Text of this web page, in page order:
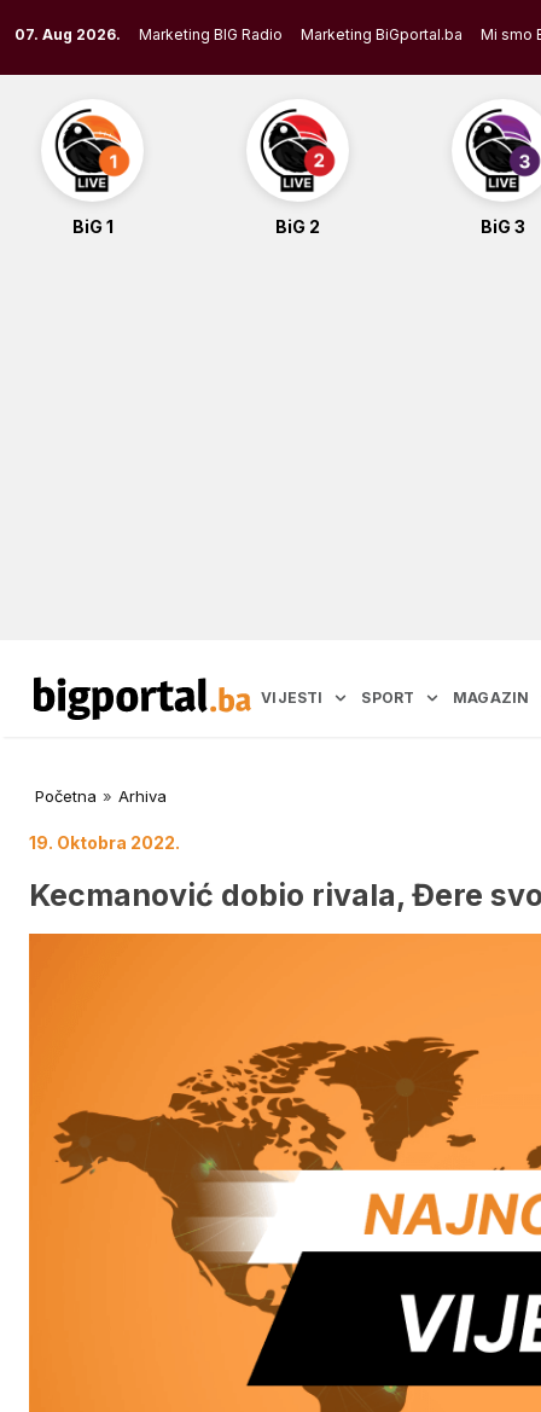
to
content
07. Aug 2026. Marketing BIG Radio Marketing BiGportal.ba Mi smo
BiG 1 BiG 2 BiG 3
VIJESTI SPORT MAGAZIN
Početna » Arhiva
19. Oktobra 2022.
Kecmanović dobio rivala, Đere